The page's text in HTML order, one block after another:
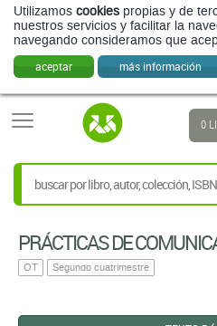
Utilizamos cookies propias y de
nuestros servicios y facilitar la
navegando consideramos que
aceptar más información
0
PRÁCTICAS DE
OT Segundo cuatrimestre